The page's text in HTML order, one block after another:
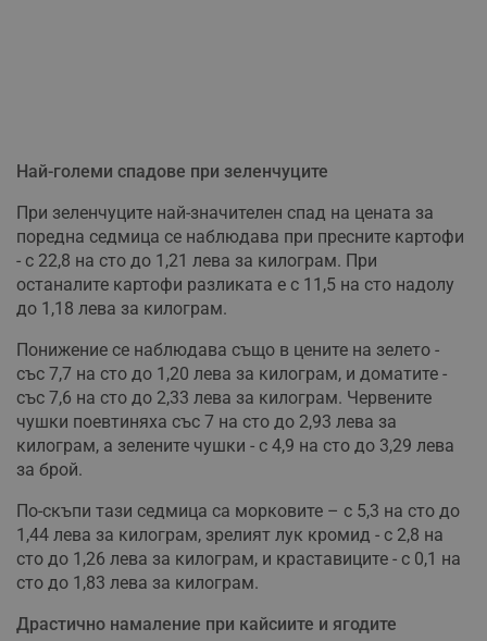
Най-големи спадове при зеленчуците
При зеленчуците най-значителен спад на цената за
поредна седмица се наблюдава при пресните картофи
- с 22,8 на сто до 1,21 лева за килограм. При
останалите картофи разликата е с 11,5 на сто надолу
до 1,18 лева за килограм.
Понижение се наблюдава също в цените на зелето -
със 7,7 на сто до 1,20 лева за килограм, и доматите -
със 7,6 на сто до 2,33 лева за килограм. Червените
чушки поевтиняха със 7 на сто до 2,93 лева за
килограм, а зелените чушки - с 4,9 на сто до 3,29 лева
за брой.
По-скъпи тази седмица са морковите – с 5,3 на сто до
1,44 лева за килограм, зрелият лук кромид - с 2,8 на
сто до 1,26 лева за килограм, и краставиците - с 0,1 на
сто до 1,83 лева за килограм.
Драстично намаление при кайсиите и ягодите